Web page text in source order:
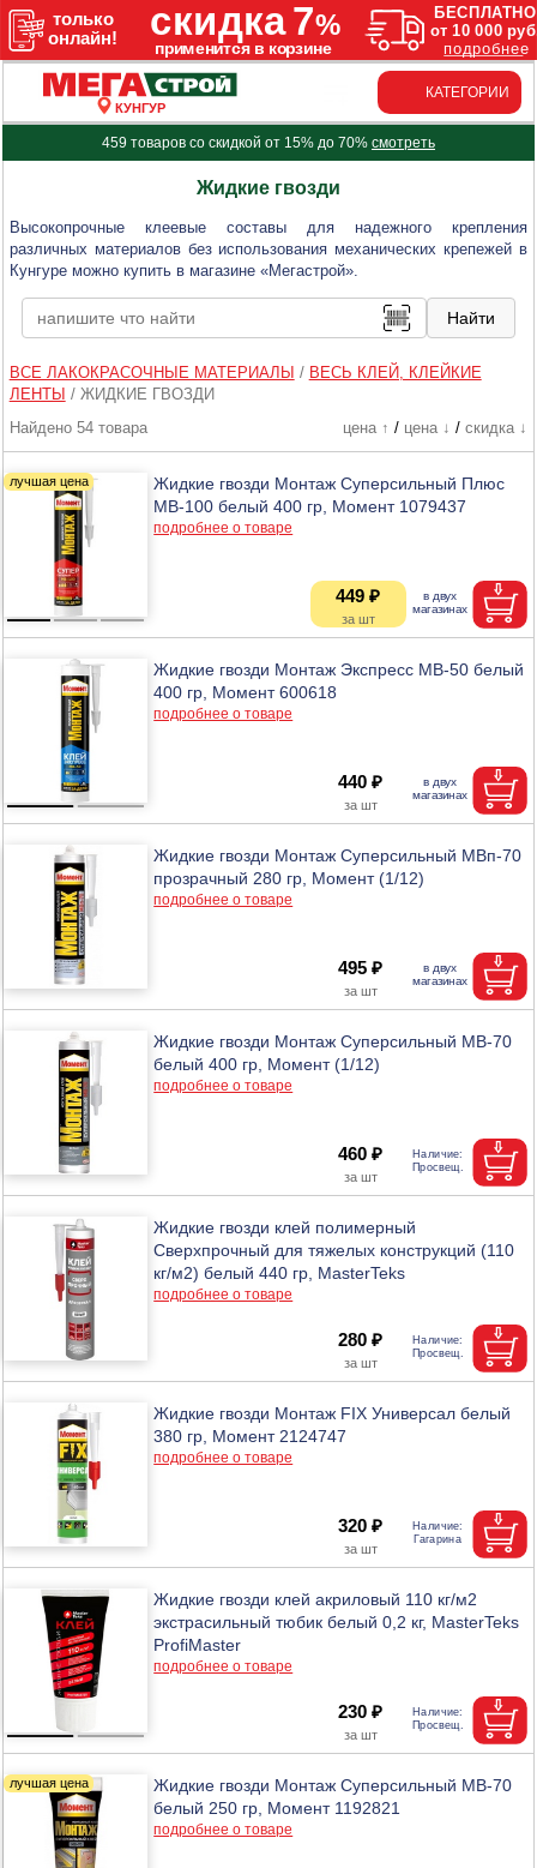
КУНГУР
КАТЕГОРИИ
459 товаров со скидкой от 15% до 70% смотреть
Жидкие гвозди
Высокопрочные клеевые составы для надежного крепления
различных материалов без использования механических крепежей в
Кунгуре можно купить в магазине «Мегастрой».
ВСЕ ЛАКОКРАСОЧНЫЕ МАТЕРИАЛЫ / ВЕСЬ КЛЕЙ, КЛЕЙКИЕ
ЛЕНТЫ / ЖИДКИЕ ГВОЗДИ
Найдено 54 товара
цена ↑ / цена ↓ / скидка ↓
Жидкие гвозди Монтаж Суперсильный Плюс
МВ-100 белый 400 гр, Момент 1079437
подробнее о товаре
449 ₽
Жидкие гвозди Монтаж Экспресс МВ-50 белый
400 гр, Момент 600618
подробнее о товаре
440 ₽
Жидкие гвозди Монтаж Суперсильный МВп-70
прозрачный 280 гр, Момент (1/12)
подробнее о товаре
495 ₽
Жидкие гвозди Монтаж Суперсильный МВ-70
белый 400 гр, Момент (1/12)
подробнее о товаре
460 ₽
Жидкие гвозди клей полимерный
Сверхпрочный для тяжелых конструкций (110
кг/м2) белый 440 гр, MasterTeks
подробнее о товаре
280 ₽
Жидкие гвозди Монтаж FIX Универсал белый
380 гр, Момент 2124747
подробнее о товаре
320 ₽
Жидкие гвозди клей акриловый 110 кг/м2
экстрасильный тюбик белый 0,2 кг, MasterTeks
ProfiMaster
подробнее о товаре
230 ₽
Жидкие гвозди Монтаж Суперсильный МВ-70
белый 250 гр, Момент 1192821
подробнее о товаре